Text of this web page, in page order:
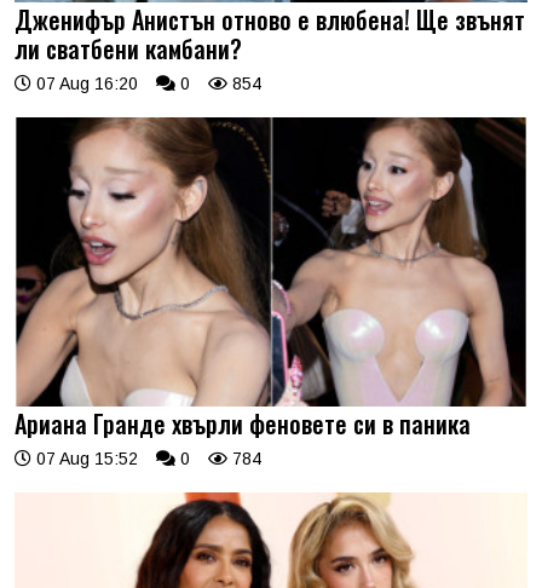
Дженифър Анистън отново е влюбена! Ще звънят
ли сватбени камбани?
07 Aug 16:20 0 854
Ариана Гранде хвърли феновете си в паника
07 Aug 15:52 0 784